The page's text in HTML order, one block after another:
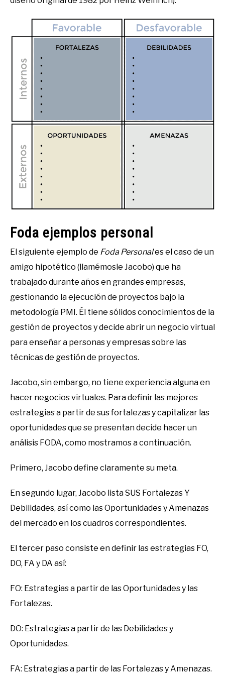
Foda ejemplos personal
El siguiente ejemplo de Foda Personales el caso de un
amigo hipotético (llamémosle Jacobo) que ha
trabajado durante años en grandes empresas,
gestionando la ejecución de proyectos bajo la
metodología PMI. Él tiene sólidos conocimientos de la
gestión de proyectos y decide abrir un negocio virtual
para enseñar a personas y empresas sobre las
técnicas de gestión de proyectos.
Jacobo, sin embargo, no tiene experiencia alguna en
hacer negocios virtuales. Para definir las mejores
estrategias a partir de sus fortalezas y capitalizar las
oportunidades que se presentan decide hacer un
análisis FODA, como mostramos a continuación.
Primero, Jacobo define claramente su meta.
En segundo lugar, Jacobo lista SUS Fortalezas Y
Debilidades, así como las Oportunidades y Amenazas
del mercado en los cuadros correspondientes.
El tercer paso consiste en definir las estrategias FO,
DO, FA y DA así:
FO: Estrategias a partir de las Oportunidades y las
Fortalezas.
DO: Estrategias a partir de las Debilidades y
Oportunidades.
FA: Estrategias a partir de las Fortalezas y Amenazas.